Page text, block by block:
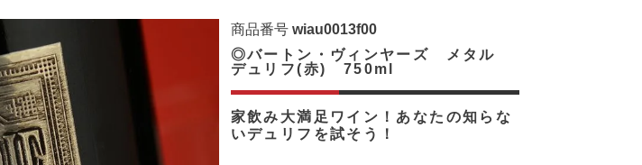
商品番号 wiau0013f00
家飲み大満足ワイン！あなたの知らな
いデュリフを試そう！
◎バートン・ヴィンヤーズ メタル
デュリフ(赤) 750ml